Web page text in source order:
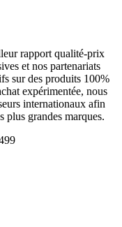
rapport qualité-prix
et nos partenariats
sur des produits 100%
expérimentée, nous
internationaux afin
plus grandes marques.